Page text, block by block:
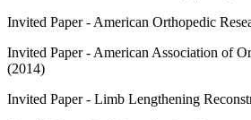
Invited Paper - American Orthopedic
Invited Paper - American Association of
(2014)
Invited Paper - Limb Lengthening